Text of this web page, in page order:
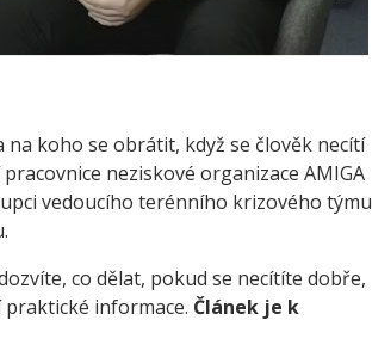
na koho se obrátit, když se člověk necítí
neziskové organizace AMIGA
vedoucího terénního krizového týmu
co dělat, pokud se necítíte dobře,
informace. Článek je k